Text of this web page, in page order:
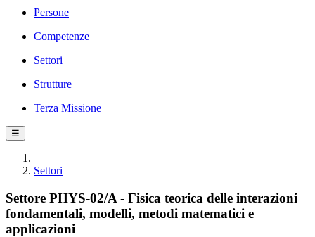
Persone
Competenze
Settori
Strutture
Terza Missione
☰
Settori
Settore PHYS-02/A - Fisica teorica delle interazioni
fondamentali, modelli, metodi matematici e
applicazioni